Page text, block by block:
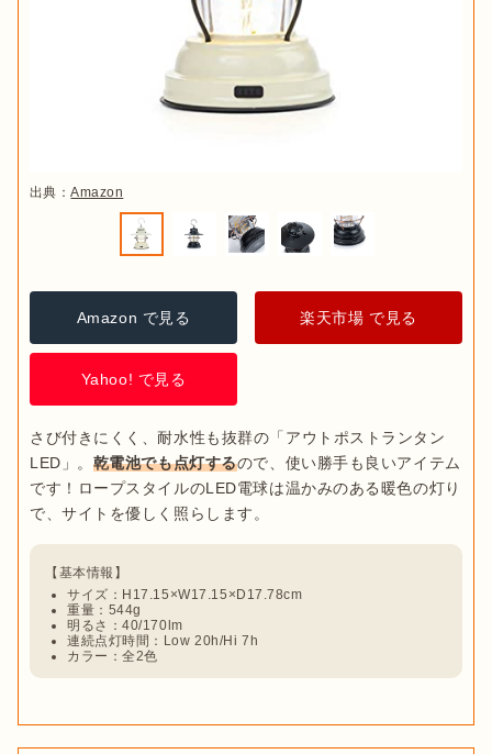
出典：Amazon
Amazon で見る 楽天市場 で見る
Yahoo! で見る
さび付きにくく、耐水性も抜群の「アウトポストランタン
LED」。 乾電池でも点灯するので、使い勝手も良いアイテム
です！ロープスタイルのLED電球は温かみのある暖色の灯り
サイズ：H17.15×W17.15×D17.78cm
重量：544g
明るさ：40/170lm
連続点灯時間：Low 20h/Hi 7h
カラー：全2色